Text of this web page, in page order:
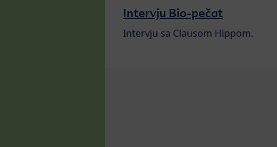
Intervju Bio-pečat
Intervju sa Clausom Hippom.